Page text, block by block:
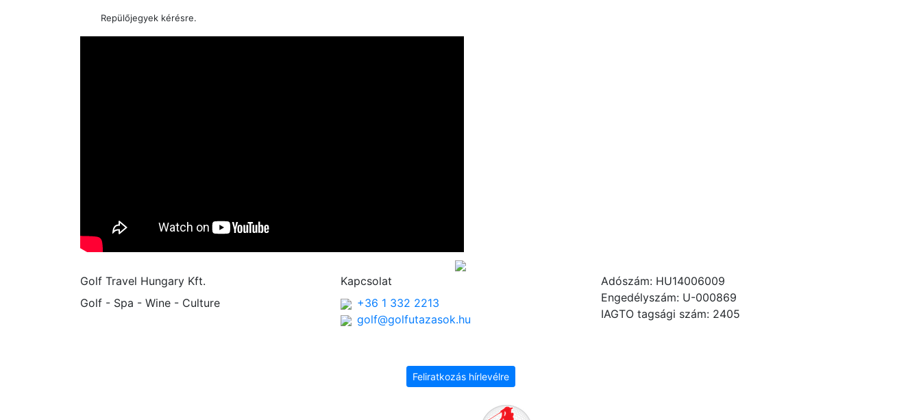
Repülőjegyek kérésre.
Golf Travel Hungary Kft.
Golf - Spa - Wine - Culture
Kapcsolat
+36 1 332 2213
golf@golfutazasok.hu
Adószám: HU14006009
Engedélyszám: U-000869
IAGTO tagsági szám: 2405
Feliratkozás hírlevélre